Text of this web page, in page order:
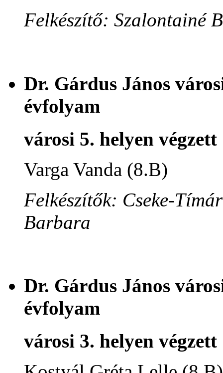
Felkészítő: Szalontainé
Dr. Gárdus János
évfolyam
városi 5. helyen végzett
Varga Vanda (8.B)
Felkészítők: Cseke-
Barbara
Dr. Gárdus János
évfolyam
városi 3. helyen végzett